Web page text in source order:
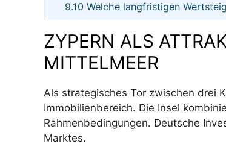
9.10 Welche langfristigen
ZYPERN ALS
MITTELMEER
Als strategisches Tor zwischen drei
Immobilienbereich. Die Insel
Rahmenbedingungen. Deutsche
Marktes.